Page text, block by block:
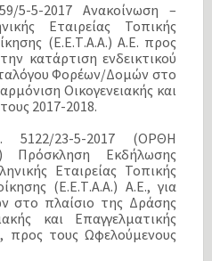
5-5-2017 Ανακοίνωση –
Εταιρείας Τοπικής
(Ε.Ε.Τ.Α.Α.) Α.Ε. προς
κατάρτιση ενδεικτικού
Φορέων/Δομών στο
Οικογενειακής και
2017-2018.
23-5-2017 (ΟΡΘΗ
Πρόσκληση Εκδήλωσης
Εταιρείας Τοπικής
(Ε.Ε.Τ.Α.Α.) Α.Ε., για
στο πλαίσιο της Δράσης
και Επαγγελματικής
προς τους Ωφελούμενους